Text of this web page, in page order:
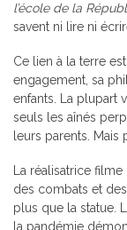
l’école de la
savent ni lire ni
Ce lien à la terre
engagement, sa
enfants. La plupart
seuls les aînés
leurs parents.
La réalisatrice
des combats et
plus que la statue.
la pandémie